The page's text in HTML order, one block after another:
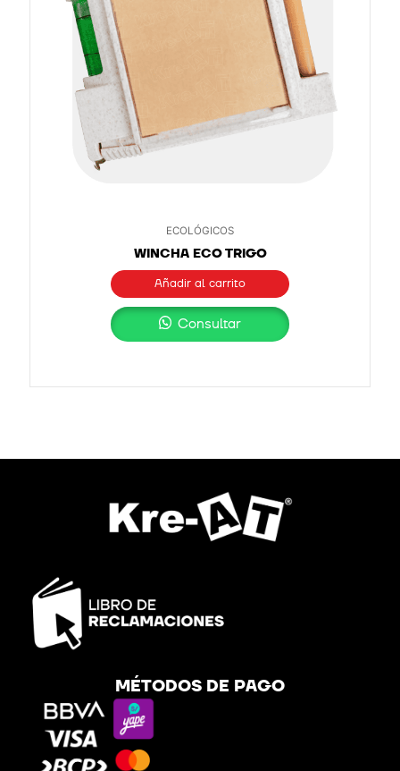
ECOLÓGICOS
WINCHA ECO TRIGO
Añadir al carrito
Consultar
MÉTODOS DE PAGO